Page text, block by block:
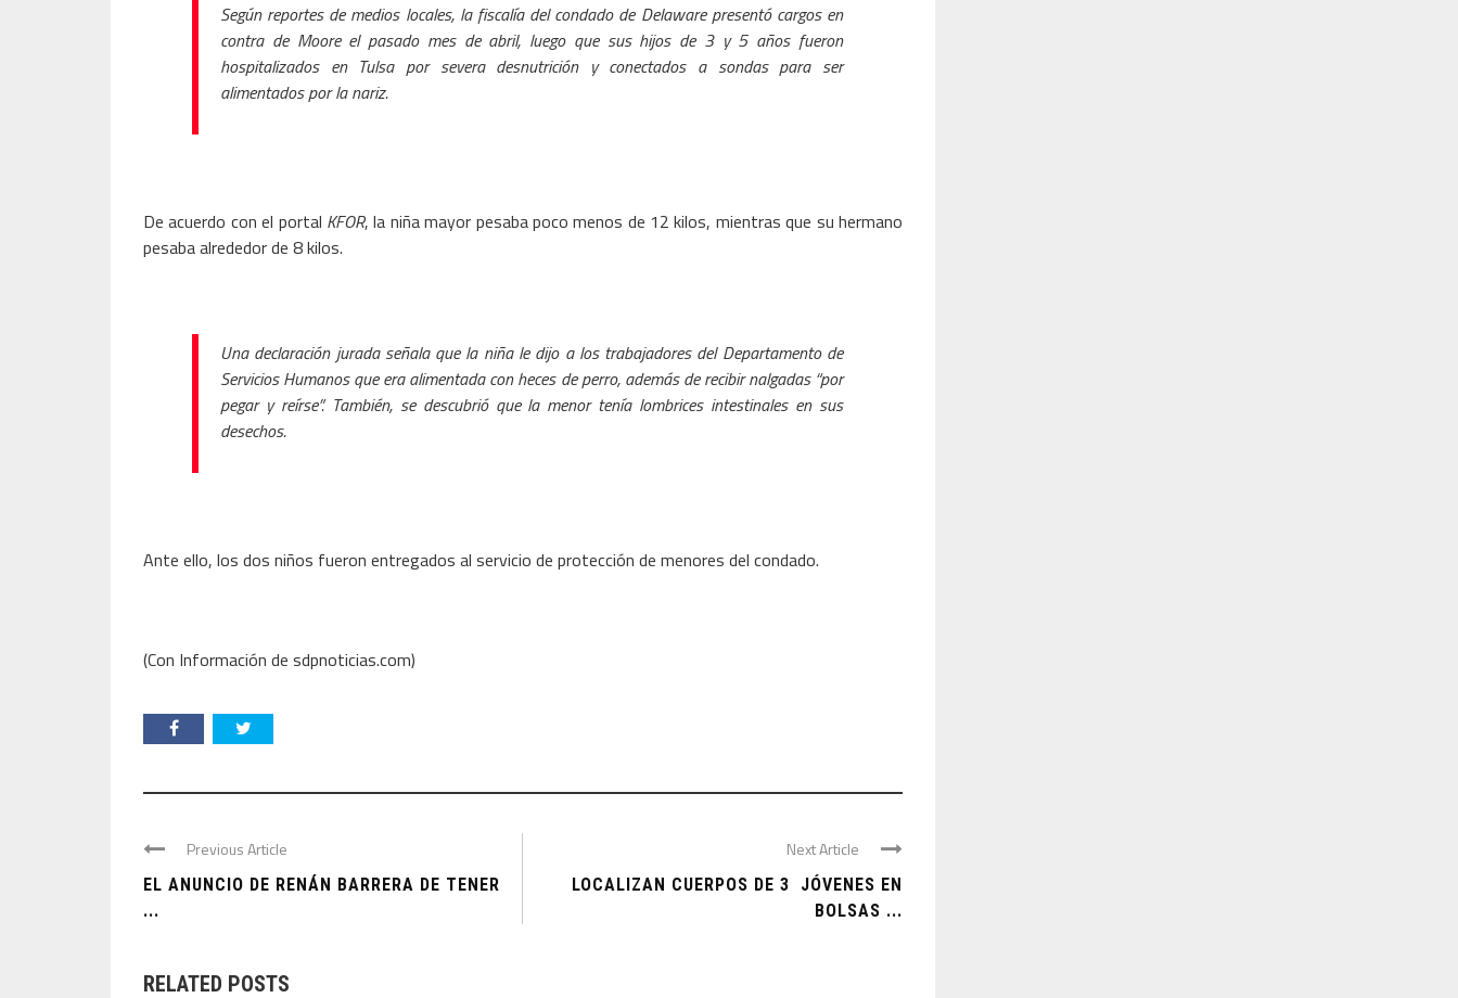
Según reportes de medios locales, la fiscalía del condado de Delaware presentó cargos en
contra de Moore el pasado mes de abril, luego que sus hijos de 3 y 5 años fueron
hospitalizados en Tulsa por severa desnutrición y conectados a sondas para ser
alimentados por la nariz.
De acuerdo con el portal KFOR, la niña mayor pesaba poco menos de 12 kilos, mientras que su hermano
pesaba alrededor de 8 kilos.
Una declaración jurada señala que la niña le dijo a los trabajadores del Departamento de
Servicios Humanos que era alimentada con heces de perro, además de recibir nalgadas “por
pegar y reírse”. También, se descubrió que la menor tenía lombrices intestinales en sus
desechos.
Ante ello, los dos niños fueron entregados al servicio de protección de menores del condado.
(Con Información de sdpnoticias.com)
Previous Article
EL ANUNCIO DE RENÁN BARRERA DE TENER
...
Next Article
LOCALIZAN CUERPOS DE 3 JÓVENES EN
BOLSAS ...
RELATED POSTS